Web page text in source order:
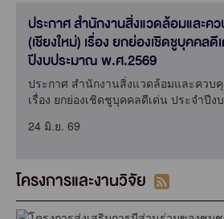
ประกาศ สำนักงานสิ่งแวดล้อมและค
(เชียงใหม่) เรื่อง ยกย่องเชิดชูบุคคลดี
ปีงบประมาณ พ.ศ.2569
ประกาศ สำนักงานสิ่งแวดล้อมและควบ
เรื่อง ยกย่องเชิดชูบุคคลดีเด่น ประจำปี
24 มิ.ย. 69
โครงการและงานวิจัย